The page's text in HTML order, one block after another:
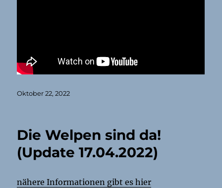
Veröffentlicht
Oktober 22, 2022
Die Welpen sind da!
(Update 17.04.2022)
nähere Informationen gibt es hier